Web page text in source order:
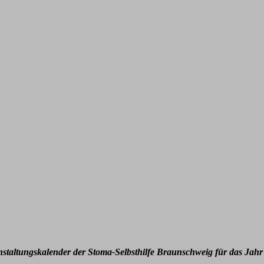
der Stoma-Selbsthilfe Braunschweig für das